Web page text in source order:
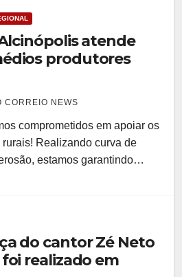
atende
produtores
CORREIO NEWS
comprometidos em apoiar os
Realizando curva de
estamos garantindo…
do cantor Zé Neto
realizado em